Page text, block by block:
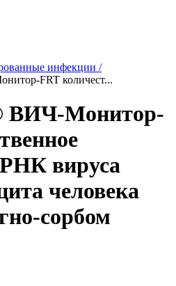
инфекции /
FRT количест...
ВИЧ-Монитор-
РНК вируса
человека
сорбом